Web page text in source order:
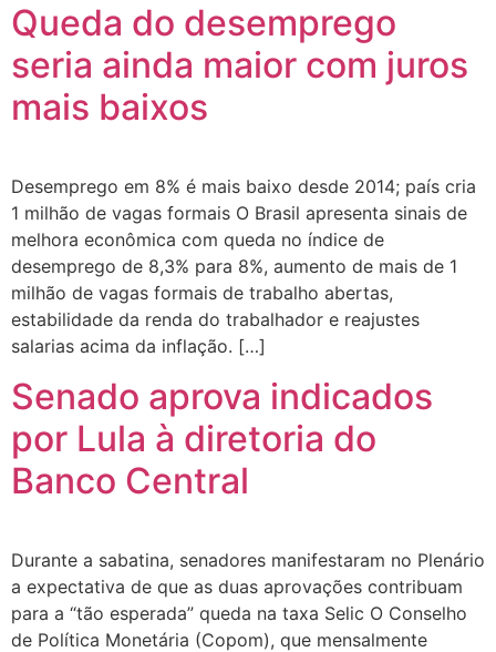
Queda do desemprego
seria ainda maior com juros
mais baixos
Desemprego em 8% é mais baixo desde 2014; país cria
1 milhão de vagas formais O Brasil apresenta sinais de
melhora econômica com queda no índice de
desemprego de 8,3% para 8%, aumento de mais de 1
milhão de vagas formais de trabalho abertas,
estabilidade da renda do trabalhador e reajustes
salarias acima da inflação. […]
Senado aprova indicados
por Lula à diretoria do
Banco Central
Durante a sabatina, senadores manifestaram no Plenário
a expectativa de que as duas aprovações contribuam
para a “tão esperada” queda na taxa Selic O Conselho
de Política Monetária (Copom), que mensalmente